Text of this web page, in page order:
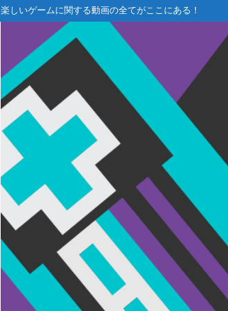
楽しいゲームに関する動画の全てがここにある！